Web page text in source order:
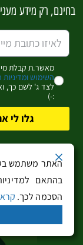
הטיול של
האתר משתמש
בהתאם
הסכמה לכך.
בחינם, רק מידע
מאשר.ת קבלת
השימוש ומדיניות
לצד ג' לשם כך,
:-)
גלו לי